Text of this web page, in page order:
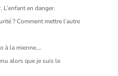
en danger.
? Comment mettre l’autre
à la mienne….
alors que je suis le